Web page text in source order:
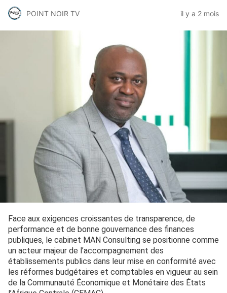
POINT NOIR TV il y a 2 mois
Face aux exigences croissantes de transparence, de
performance et de bonne gouvernance des finances
publiques, le cabinet MAN Consulting se positionne comme
un acteur majeur de l’accompagnement des
établissements publics dans leur mise en conformité avec
les réformes budgétaires et comptables en vigueur au sein
de la Communauté Économique et Monétaire des États